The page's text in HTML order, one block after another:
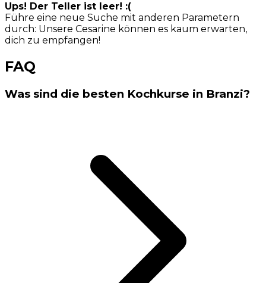
Ups! Der Teller ist leer! :(
Führe eine neue Suche mit anderen Parametern
durch: Unsere Cesarine können es kaum erwarten,
dich zu empfangen!
FAQ
Was sind die besten Kochkurse in Branzi?